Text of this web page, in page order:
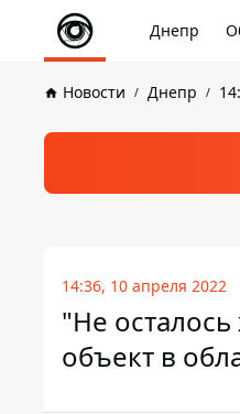
Днепр
Новости Днепр
14:36, 10 апреля 2022
"Не
объект в